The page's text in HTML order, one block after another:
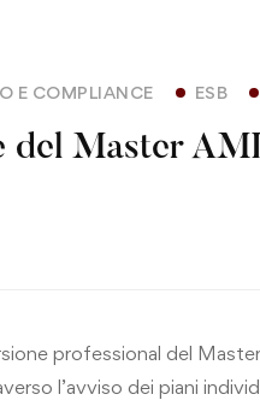
E COMPLIANCE ESB
del Master
professional del
l’avviso dei piani